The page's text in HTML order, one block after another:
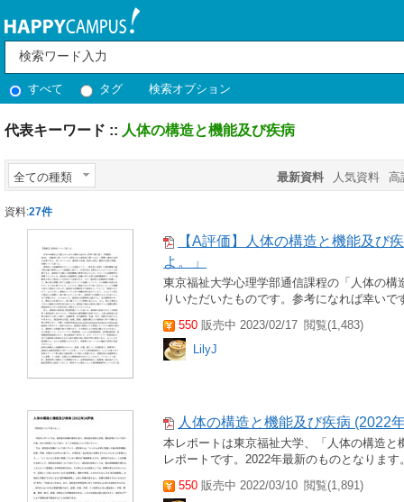
すべて タグ 検索オプション
代表キーワード :: 人体の構造と機能及び疾病
全ての種類 最新資料 人気資料 高
資料:27件
【A評価】人体の構造と機能及び
よ。」
東京福祉大学心理学部通信課程の「人体の
りいただいたものです。参考になれば幸い
550 販売中 2023/02/17 閲覧(1,483)
LilyJ
人体の構造と機能及び疾病 (2022
本レポートは東京福祉大学、「人体の構造
レポートです。2022年最新のものとなりま
550 販売中 2022/03/10 閲覧(1,891)